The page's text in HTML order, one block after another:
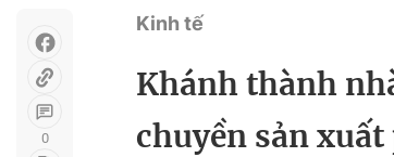
Quốc tế
An Sinh
0
Kinh tế
Khánh thành
chuyền sản